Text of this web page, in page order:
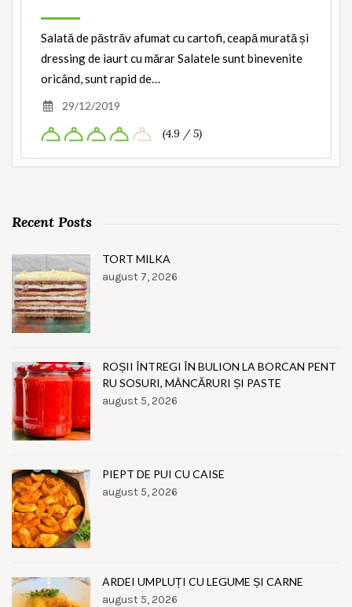
Salată de păstrăv afumat cu cartofi, ceapă murată și
dressing de iaurt cu mărar Salatele sunt binevenite
oricând, sunt rapid de…
29/12/2019
(4.9 / 5)
Recent Posts
TORT MILKA
august 7, 2026
ROȘII ÎNTREGI ÎN BULION LA BORCAN PENT
RU SOSURI, MÂNCĂRURI ȘI PASTE
august 5, 2026
PIEPT DE PUI CU CAISE
august 5, 2026
ARDEI UMPLUȚI CU LEGUME ȘI CARNE
august 5, 2026